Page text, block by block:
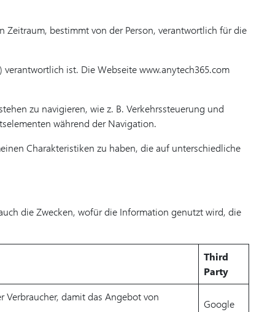
bestimmt von der Person, verantwortlich für die
verantwortlich ist. Die Webseite www.anytech365.com
zu navigieren, wie z. B. Verkehrssteuerung und
während der Navigation.
Charakteristiken zu haben, die auf unterschiedliche
die Zwecken, wofür die Information genutzt wird, die
Third
Party
damit das Angebot von
Google